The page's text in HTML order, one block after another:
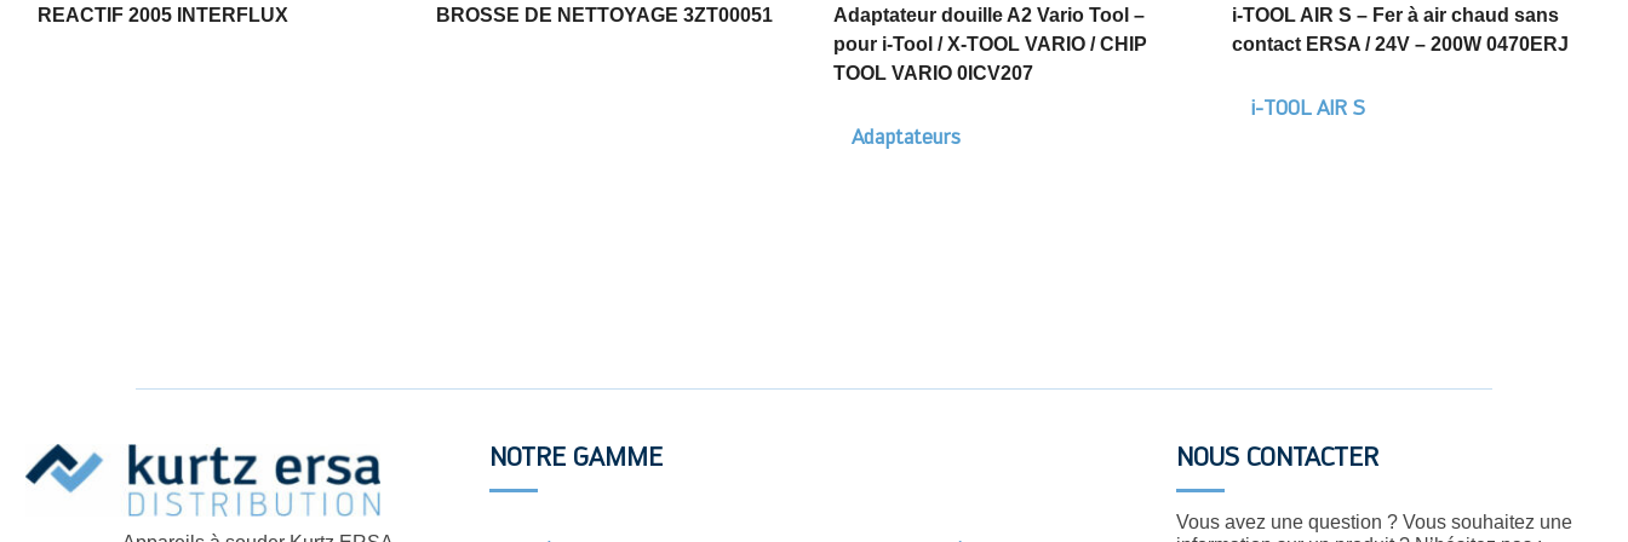
REACTIF 2005 INTERFLUX BROSSE DE NETTOYAGE 3ZT00051
Adaptateur douille A2 Vario Tool –
pour i-Tool / X-TOOL VARIO / CHIP
TOOL VARIO 0ICV207
Adaptateurs
i-TOOL AIR S – Fer à air chaud sans
contact ERSA / 24V – 200W 0470ERJ
i-TOOL AIR S
NOTRE GAMME NOUS CONTACTER
Vous avez une question ? Vous souhaitez une